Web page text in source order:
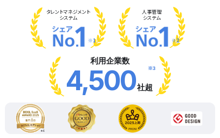
タレントマネジメント
システム
※1
人事管理
システム
※2
利用企業数
4,500社超
※3